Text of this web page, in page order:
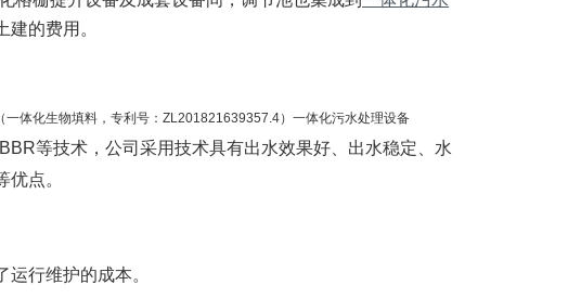
的费用。
（一体化生物填料，专利号：ZL201821639357.4）一体化污水处理设备
等技术，公司采用技术具有出水效果好、出水稳定、水
点。
行维护的成本。